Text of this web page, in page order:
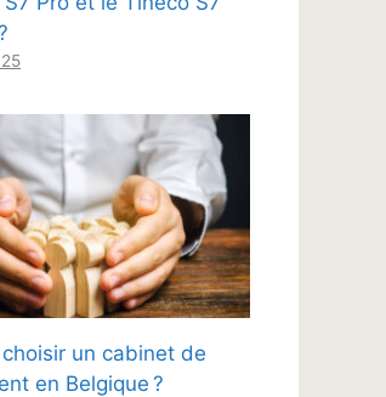
un cabinet de
en Belgique ?